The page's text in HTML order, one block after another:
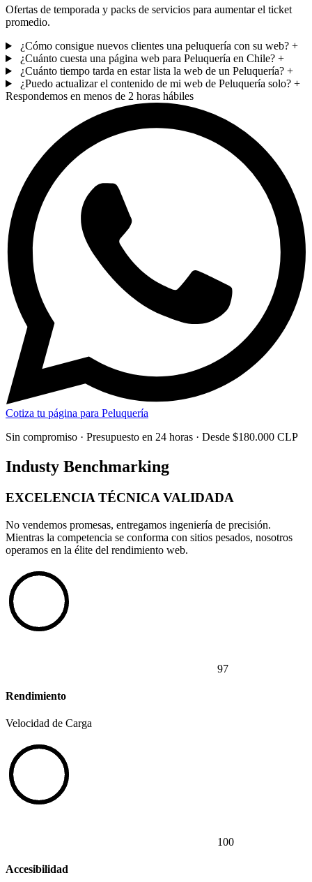
Ofertas de temporada y packs de servicios para aumentar el ticket
promedio.
¿Cómo consigue nuevos clientes una peluquería con su web? +
¿Cuánto cuesta una página web para Peluquería en Chile? +
¿Cuánto tiempo tarda en estar lista la web de un Peluquería? +
¿Puedo actualizar el contenido de mi web de Peluquería solo? +
Respondemos en menos de 2 horas hábiles
Cotiza tu página para Peluquería
Sin compromiso · Presupuesto en 24 horas · Desde $180.000 CLP
Industy Benchmarking
EXCELENCIA TÉCNICA VALIDADA
No vendemos promesas, entregamos ingeniería de precisión.
Mientras la competencia se conforma con sitios pesados, nosotros
operamos en la élite del rendimiento web.
97
Rendimiento
Velocidad de Carga
100
Accesibilidad